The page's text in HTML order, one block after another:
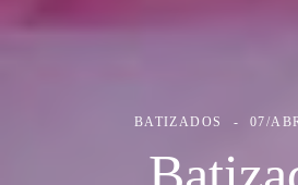
BATIZADOS 07/